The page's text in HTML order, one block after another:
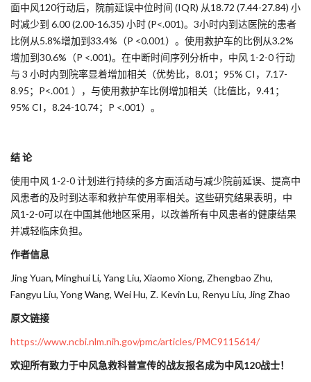
面中风120行动后，院前延误中位时间 (IQR) 从18.72 (7.44-27.84) 小
时减少到 6.00 (2.00-16.35) 小时 (P<.001)。3小时内到达医院的患者
比例从5.8%增加到33.4%（P <0.001）。使用救护车的比例从3.2%
增加到30.6%（P <.001)。在中断时间序列分析中，中风 1-2-0 行动
与 3 小时内到院率显着增加相关（优势比，8.01；95% CI，7.17-
8.95；P<.001 ），与使用救护车比例增加相关（比值比，9.41；
95% CI，8.24-10.74；P <.001）。
结 论
使用中风 1-2-0 计划进行持续的多方面活动与减少院前延误、提高中
风患者的及时到达率和救护车使用率相关。这些研究结果表明，中
风1-2-0可以在中国其他地区采用，以改善所有中风患者的健康结果
并减轻临床负担。
作者信息
Jing Yuan, Minghui Li, Yang Liu, Xiaomo Xiong, Zhengbao Zhu,
Fangyu Liu, Yong Wang, Wei Hu, Z. Kevin Lu, Renyu Liu, Jing Zhao
原文链接
https://www.ncbi.nlm.nih.gov/pmc/articles/PMC9115614/
欢迎所有致力于中风急救科普宣传的战友报名成为中风120战士！